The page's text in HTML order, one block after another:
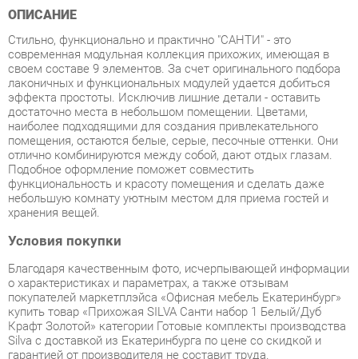
современная модульная коллекция прихожих, имеющая в
своем составе 9 элементов. За счет оригинального подбора
лаконичных и функциональных модулей удается добиться
эффекта простоты. Исключив лишние детали - оставить
достаточно места в небольшом помещении. Цветами,
наиболее подходящими для создания привлекательного
помещения, остаются белые, серые, песочные оттенки. Они
отлично комбинируются между собой, дают отдых глазам.
Подобное оформление поможет совместить
функциональность и красоту помещения и сделать даже
небольшую комнату уютным местом для приема гостей и
хранения вещей.
Условия покупки
Благодаря качественным фото, исчерпывающей информации
покупателей маркетплэйса «Офисная мебель Екатеринбург»
Крафт Золотой» категории Готовые комплекты производства
Silva с доставкой из Екатеринбурга по цене со скидкой и
гарантией от производителя не составит труда.
Мы отправляем заказы в доставку ежедневно. Товары из
ассортимента в наличии на складе в Екатеринбурге вы
получите не позднее48-ми часовс момента оформления